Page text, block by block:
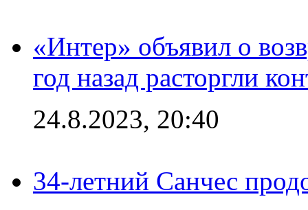
«Интер» объявил о
год назад расторгли
24.8.2023, 20:40
34-летний Санчес